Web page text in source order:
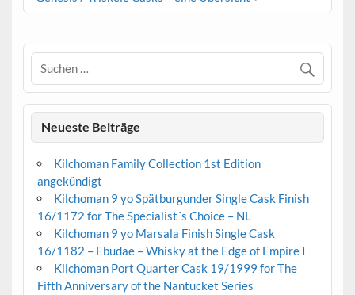
Neueste Beiträge
Kilchoman Family Collection 1st Edition
angekündigt
Kilchoman 9 yo Spätburgunder Single Cask Finish
16/1172 for The Specialist´s Choice – NL
Kilchoman 9 yo Marsala Finish Single Cask
16/1182 – Ebudae – Whisky at the Edge of Empire I
Kilchoman Port Quarter Cask 19/1999 for The
Fifth Anniversary of the Nantucket Series